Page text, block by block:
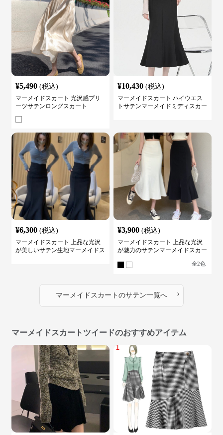
¥5,490 (税込)
マーメイドスカート 光沢感プリ
ーツサテンロングスカート
¥10,430 (税込)
マーメイドスカート ハイウエス
トサテンマーメイドミディスカー
¥6,300 (税込)
マーメイドスカート 上品な光沢
が美しいサテン生地マーメイドス
¥3,900 (税込)
マーメイドスカート 上品な光沢
が魅力のサテンマーメイドスカー
全2色
マーメイドスカート のサテン一覧へ ›
マーメイドスカートツイードのおすすめアイテム